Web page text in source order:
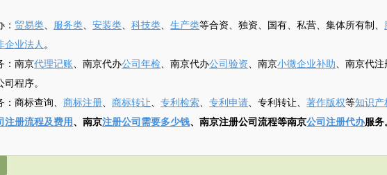
贸易类、 服务类、安装类、科技类、生产类等合资、独资、国有、私营、集体所有制、
企业法人。
：南京代理记账、南京代办公司年检、南京代办公司验资、南京小微企业补助、南京代
程序。
：商标查询、商标注册、商标转让、专利检索、专利申请、专利转让、著作版权等知识产
注册流程及费用、南京注册公司需要多少钱、南京注册公司流程等南京公司注册代办服务